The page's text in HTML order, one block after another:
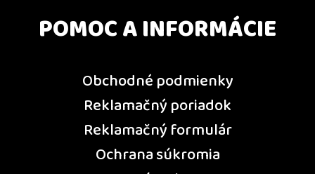
POMOC A INFORMÁCIE
Obchodné podmienky
Reklamačný poriadok
Reklamačný formulár
Ochrana súkromia